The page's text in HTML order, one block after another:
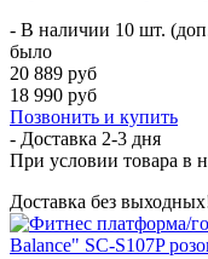
- В наличии 10 шт.
было
20 889 руб
18 990 руб
Позвонить и купить
- Доставка 2-3 дня
При условии товара в
Доставка без